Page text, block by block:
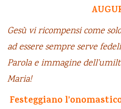
Gesù vi ricompensi come
ad essere sempre serve
Parola e immagine
Maria!
Festeggiano